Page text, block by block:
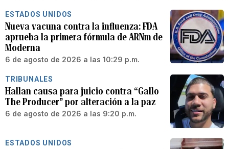
ESTADOS UNIDOS
Nueva vacuna contra la influenza: FDA
aprueba la primera fórmula de ARNm de
Moderna
6 de agosto de 2026 a las 10:29 p.m.
TRIBUNALES
Hallan causa para juicio contra “Gallo
The Producer” por alteración a la paz
6 de agosto de 2026 a las 9:20 p.m.
ESTADOS UNIDOS